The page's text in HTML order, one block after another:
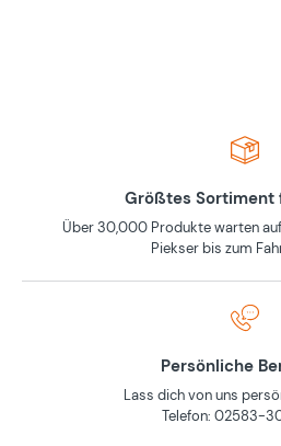
Größtes Sortiment
Über 30,000 Produkte warten
Piekser bis zum
Persönliche
Lass dich von uns
Telefon: 02583-